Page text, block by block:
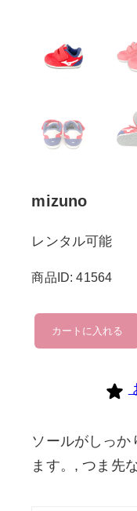
mizuno
レンタル可能
商品ID: 41564
mizuno
個
カートに入れる
ソールがしっか
ます。, つま先